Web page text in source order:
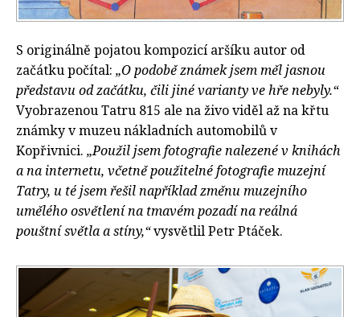
S originálně pojatou kompozicí aršíku autor od
začátku počítal: „O podobě známek jsem měl jasnou
představu od začátku, čili jiné varianty ve hře nebyly.“
Vyobrazenou Tatru 815 ale na živo viděl až na křtu
známky v muzeu nákladních automobilů v
Kopřivnici. „Použil jsem fotografie nalezené v knihách
a na internetu, včetně použitelné fotografie muzejní
Tatry, u té jsem řešil například změnu muzejního
umělého osvětlení na tmavém pozadí na reálná
pouštní světla a stíny,“vysvětlil Petr Ptáček.